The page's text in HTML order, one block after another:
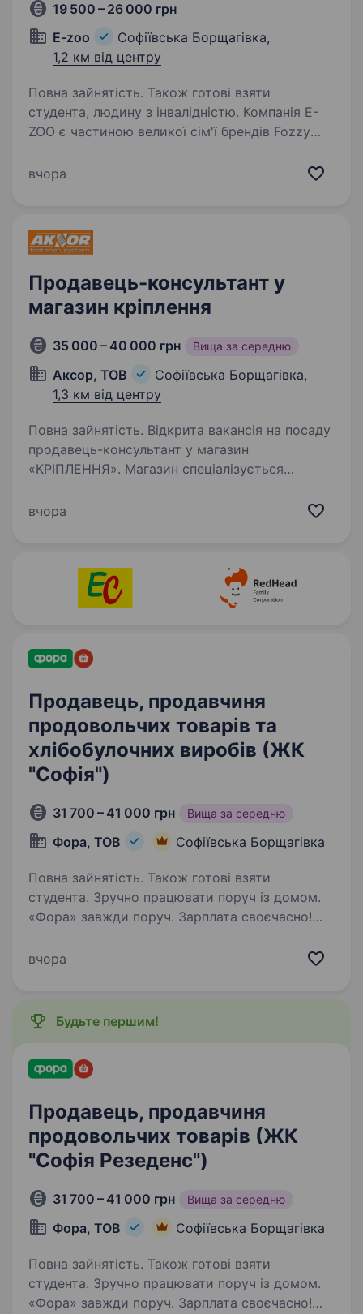
19 500 – 26 000 грн
E-zoo
Софіївська Борщагівка,
1,2 км від центру
Повна зайнятість. Також готові взяти
студента, людину з інвалідністю. Компанія E-
ZOO є частиною великої сім'ї брендів Fozzy
магазинів зоотоварів по всій території
веселими та енергійними…
вчора
Продавець-консультант у
магазин кріплення
35 000 – 40 000 грн Вища за середню
Аксор, ТОВ
Софіївська Борщагівка,
1,3 км від центру
Повна зайнятість. Відкрита вакансія на посаду
продавець-консультант у магазин
«КРІПЛЕННЯ». Магазин спеціалізується
роботи в продажах від 1 року (можна і без,
вчора
Продавець, продавчиня
продовольчих товарів та
хлібобулочних виробів (ЖК
"Софія")
31 700 – 41 000 грн Вища за середню
Фора, ТОВ Софіївська Борщагівка
Повна зайнятість. Також готові взяти
студента. Зручно працювати поруч із домом.
«Фора» завжди поруч. Зарплата своєчасно!
підвищення. Запрошуємо привітних продавців
вчора
Будьте першим!
Продавець, продавчиня
продовольчих товарів (ЖК
"Софія Резеденс")
31 700 – 41 000 грн Вища за середню
Фора, ТОВ Софіївська Борщагівка
Повна зайнятість. Також готові взяти
студента. Зручно працювати поруч із домом.
«Фора» завжди поруч. Зарплата своєчасно!